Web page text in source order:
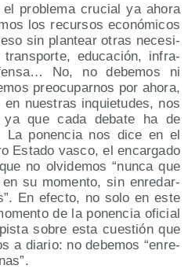
pro­ble­ma cru­cial ya aho­ra
los recur­sos eco­nó­mi­cos
sin plan­tear otras nece­si­
edu­ca­ción, infra­
No, no debe­mos ni
preo­cu­par­nos por aho­ra,
nues­tras inquie­tu­des, nos
que cada deba­te ha de
La ponen­cia nos dice en el
Esta­do vas­co, el encar­ga­do
no olvi­de­mos nun­ca que
su momen­to, sin enre­dar­
. En efec­to, no solo en este
de la ponen­cia ofi­cial
sobre esta cues­tión que
a dia­rio: no debe­mos
enre­
.